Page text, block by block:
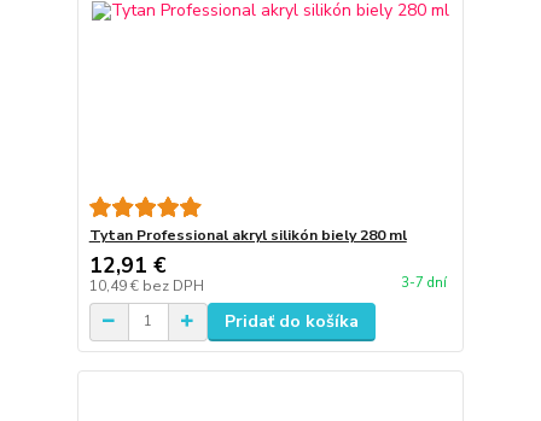
Tytan Professional akryl silikón biely 280 ml
12,91 €
10,49 € bez DPH 3-7 dní
Pridať do košíka